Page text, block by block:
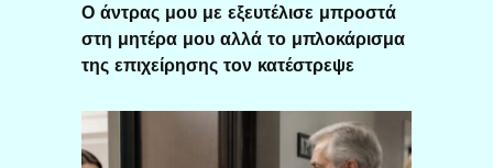
Ο άντρας μου με εξευτέλισε μπροστά
στη μητέρα μου αλλά το μπλοκάρισμα
της επιχείρησης τον κατέστρεψε